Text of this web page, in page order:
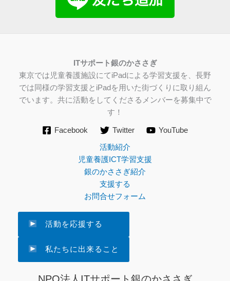
ITサポート銀のかささぎ
東京では児童養護施設にてiPadによる学習支援を、長野
では同様の学習支援とiPadを用いた街づくりに取り組ん
でいます。共に活動をしてくださるメンバーを募集中で
す！
Facebook Twitter YouTube
活動紹介
児童養護ICT学習支援
銀のかささぎ紹介
支援する
お問合せフォーム
活動を応援する
私たちに出来ること